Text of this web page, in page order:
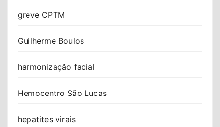
greve CPTM
Guilherme Boulos
harmonização facial
Hemocentro São Lucas
hepatites virais